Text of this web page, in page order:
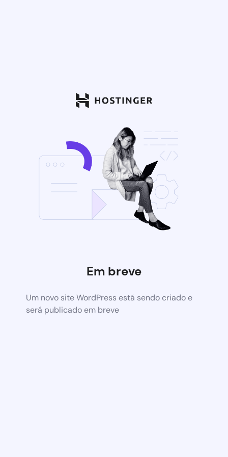
Em breve
Um novo site WordPress está sendo criado e
será publicado em breve